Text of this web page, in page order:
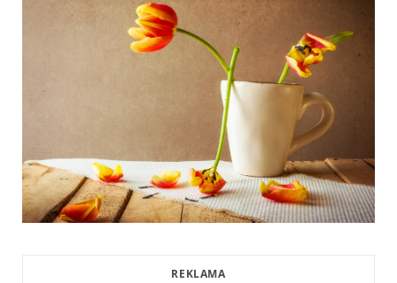
REKLAMA